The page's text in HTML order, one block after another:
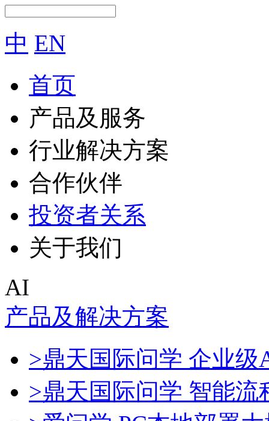
中 EN
首页
产品及服务
行业解决方案
合作伙伴
投资者关系
关于我们
AI
产品及解决方案
>鼎天国际问学 企业级
>鼎天国际问学 智能流